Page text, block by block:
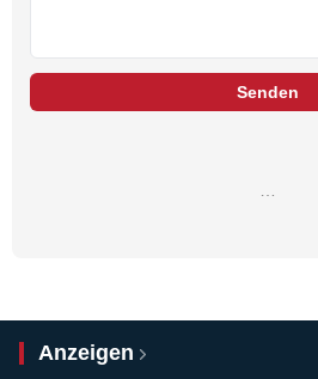
Senden
Anzeigen